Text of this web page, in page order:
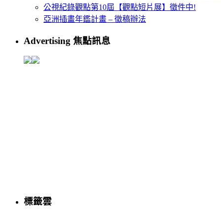
公視紀錄觀點第10屆【觀點短片展】徵件中!
亞洲插畫年鑑計畫 – 徵稿辦法
Advertising 焦點訊息
標籤雲